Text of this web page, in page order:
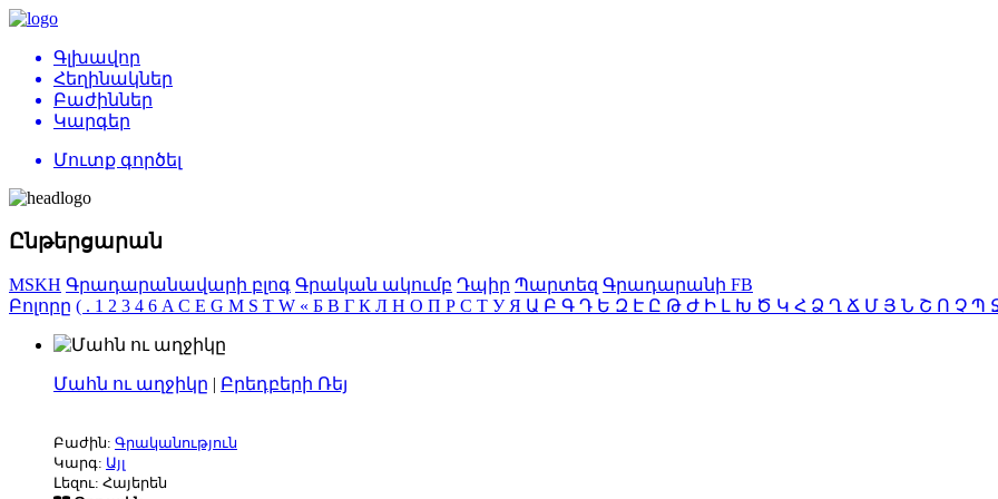
Գլխավոր
Հեղինակներ
Բաժիններ
Կարգեր
Մուտք գործել
Ընթերցարան
MSKH Գրադարանավարի բլոգ Գրական ակումբ Դպիր Պարտեզ Գրադարանի FB
Բոլորը ( . 1 2 3 4 6 AC E G M S T W « Б В Г К Л Н О П Р С Т УЯ Ա Բ Գ Դ Ե Զ Է Ը Թ Ժ Ի Լ Խ Ծ Կ Հ Ձ Ղ Ճ Մ Յ Ն Շ Ո Չ Պ
Մահն ու աղջիկը | Բրեդբերի Ռեյ
Բաժին: Գրականություն
Կարգ: Այլ
Լեզու: Հայերեն